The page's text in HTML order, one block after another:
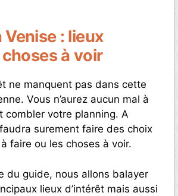
Venise : lieux
choses à voir
ne manquent pas dans cette
Vous n’aurez aucun mal à
combler votre planning. A
surement faire des choix
faire ou les choses à voir.
du guide, nous allons balayer
lieux d’intérêt mais aussi